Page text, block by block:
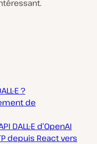
E ?
de
DALL-E d’OpenAI
depuis React vers